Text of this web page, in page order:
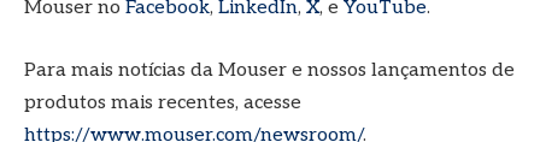
Mouser no Facebook, LinkedIn, X, e YouTube.
Para mais notícias da Mouser e nossos lançamentos de
produtos mais recentes, acesse
https://www.mouser.com/newsroom/.